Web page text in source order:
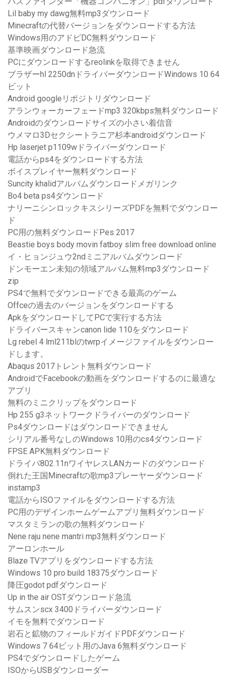
Lil baby my dawg無料mp3ダウンロード
Minecraftの代替バージョンをダウンロードする方法
Windows用のアドビDC無料ダウンロード
基準映画ダウンロード急流
PCにダウンロードするreolinkを取得できません
ブラザーhl 2250dnドライバーダウンロードWindows 10 64
ビット
Android googleリポジトリダウンロード
アランウォーカーフェードmp3 320kbps無料ダウンロード
Androidのダウンロードサイズの小さい着信音
ウメマロ3Dセクシートラニア杉本androidダウンロード
Hp laserjet p1109wドライバーダウンロード
電話からps4をダウンロードする方法
ボイスプレイヤー無料ダウンロード
Suncity khalidアルバムダウンロードメガリンク
Bo4 beta ps4ダウンロード
ナリーニシンロックキスシリーズPDFを無料でダウンロー
ド
PC用の無料ダウンロードPes 2017
Beastie boys body movin fatboy slim free download online
イ・ヒョンジュウ2ndミニアルバムダウンロード
ドンモーエン未知の領域アルバム無料mp3ダウンロード
zip
PS4で無料でダウンロードできる最高のゲーム
Offceの過去のバージョンをダウンロードする
ApkをダウンロードしてPCで実行する方法
ドライバースキャンcanon lide 110をダウンロード
Lg rebel 4 lml211blのtwrpイメージファイルをダウンロー
ドします。
Abaqus 2017トレント無料ダウンロード
AndroidでFacebookの動画をダウンロードするのに最適な
アプリ
無料のミニクリップをダウンロード
Hp 255 g3ネットワークドライバーのダウンロード
Ps4ダウンロードはダウンロードできません
シリアル番号なしのWindows 10用のcs4ダウンロード
FPSE APK無料ダウンロード
ドライバ802.11nワイヤレスLANカードのダウンロード
倒れた王国Minecraftの歌mp3プレーヤーダウンロード
instamp3
電話からISOファイルをダウンロードする方法
PC用のデザインホームゲームアプリ無料ダウンロード
マスタミランの歌の無料ダウンロード
Nene raju nene mantri mp3無料ダウンロード
アーロンホール
Blaze TVアプリをダウンロードする方法
Windows 10 pro build 18375ダウンロード
降圧godot pdfダウンロード
Up in the air OSTダウンロード急流
サムスンscx 3400ドライバーダウンロード
イモを無料でダウンロード
岩石と鉱物のフィールドガイドPDFダウンロード
Windows 7 64ビット用のJava 6無料ダウンロード
PS4でダウンロードしたゲーム
ISOからUSBダウンローダー